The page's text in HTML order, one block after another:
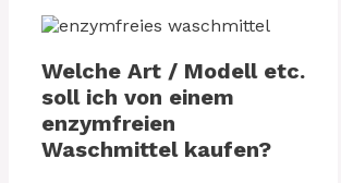
Welche Art / Modell etc.
soll ich von einem
enzymfreien
Waschmittel kaufen?